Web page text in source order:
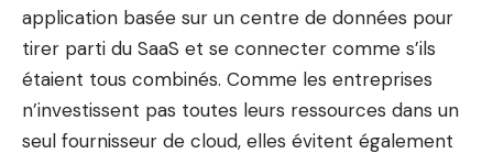
application basée sur un centre de données pour
tirer parti du SaaS et se connecter comme s’ils
étaient tous combinés. Comme les entreprises
n’investissent pas toutes leurs ressources dans un
seul fournisseur de cloud, elles évitent également